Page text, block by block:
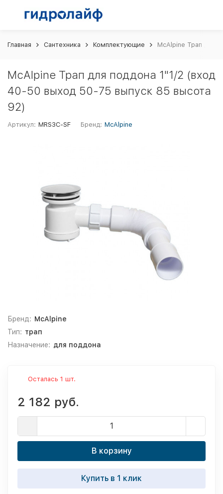
Главная Сантехника Комплектующие McAlpine Трап для
McAlpine Трап для поддона 1"1/2 (вход
40-50 выход 50-75 выпуск 85 высота
92)
Артикул: MRS3C-SF Бренд: McAlpine
Бренд: McAlpine
Тип: трап
Назначение: для поддона
Осталась 1 шт.
2 182 руб.
В корзину
Купить в 1 клик